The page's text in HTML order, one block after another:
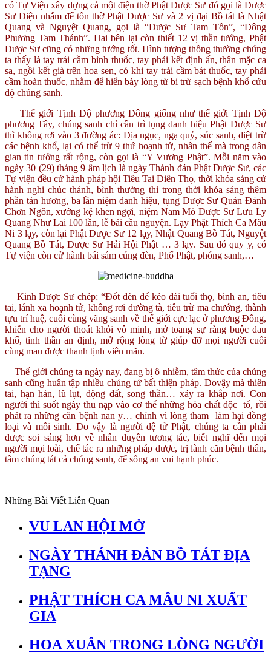
có Tự Viện xây dựng cả một điện thờ Phật Dược Sư đó gọi là Dược
Sư Điện nhằm để tôn thờ Phật Dược Sư và 2 vị đại Bồ tát là Nhật
Quang và Nguyệt Quang, gọi là “Dược Sư Tam Tôn”, “Đông
Phương Tam Thánh”. Hai bên lại còn thiết 12 vị thần tướng, Phật
Dược Sư cũng có những tướng tốt. Hình tượng thông thường chúng
ta thấy là tay trái cầm bình thuốc, tay phải kết định ấn, thân mặc ca
sa, ngồi kết già trên hoa sen, có khi tay trái cầm bát thuốc, tay phải
cầm hoàn thuốc, nhằm để hiển bày lòng từ bi trừ sạch bệnh khổ cứu
độ chúng sanh.
Thế giới Tịnh Độ phương Đông giống như thế giới Tịnh Độ
phương Tây, chúng sanh chỉ cần trì tụng danh hiệu Phật Dược Sư
thì không rơi vào 3 đường ác: Địa ngục, ngạ quỷ, súc sanh, diệt trừ
các bệnh khổ, lại có thể trừ 9 thứ hoạnh tử, nhân thế mà trong dân
gian tin tưởng rất rộng, còn gọi là “Y Vương Phật”. Mỗi năm vào
ngày 30 (29) tháng 9 âm lịch là ngày Thánh đản Phật Dược Sư, các
Tự viện đều cử hành pháp hội Tiêu Tai Diên Thọ, thời khóa sáng cử
hành nghi chúc thánh, bình thường thì trong thời khóa sáng thêm
phần tán hương, ba lần niệm danh hiệu, tụng Dược Sư Quán Đảnh
Chơn Ngôn, xướng kệ khen ngợi, niệm Nam Mô Dược Sư Lưu Ly
Quang Như Lai 100 lần, lễ bái cầu nguyện. Lạy Phật Thích Ca Mâu
Ni 3 lạy, còn lại Phật Dược Sư 12 lạy, Nhật Quang Bồ Tát, Nguyệt
Quang Bồ Tát, Dược Sư Hải Hội Phật … 3 lạy. Sau đó quy y, có
Tự viện còn cử hành bái sám cúng đèn, Phổ Phật, phóng sanh,…
Kinh Dược Sư chép: “Đốt đèn để kéo dài tuổi thọ, bình an, tiêu
tai, lánh xa hoạnh tử, không rơi đường tà, tiêu trừ ma chướng, thành
tựu trí huệ, cuối cùng vãng sanh về thế giới cực lạc ở phương Đông,
khiến cho người thoát khỏi vô minh, mở toang sự ràng buộc đau
khổ, tinh thần an định, mở rộng lòng từ giúp đỡ mọi người cuối
cùng mau được thanh tịnh viên mãn.
Thế giới chúng ta ngày nay, đang bị ô nhiễm, tâm thức của chúng
sanh cũng huân tập nhiều chủng tử bất thiện pháp. Dovậy mà thiên
tai, hạn hán, lũ lụt, động đất, song thần… xảy ra khắp nơi. Con
người thì suốt ngày thu nạp vào cơ thể những hóa chất độc tố, rồi
phát ra những căn bệnh nan y… chính vì lòng tham làm hại đồng
loại và môi sinh. Do vậy là người đệ tử Phật, chúng ta cần phải
được soi sáng hơn về nhân duyên tương tác, biết nghĩ đến mọi
người mọi loài, chế tác ra những pháp dược, trị lành căn bệnh thân,
tâm chúng tát cả chúng sanh, để sống an vui hạnh phúc.
Những Bài Viết Liên Quan
VU LAN HỘI MỞ
NGÀY THÁNH ĐẢN BỒ TÁT ĐỊA
TẠNG
PHẬT THÍCH CA MÂU NI XUẤT
GIA
HOA XUÂN TRONG LÒNG NGƯỜI